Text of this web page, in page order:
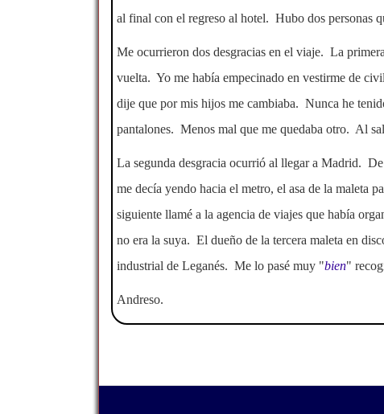
al final con el regreso al hotel. Hubo dos personas
Me ocurrieron dos desgracias en el viaje. La
vuelta. Yo me había empecinado en vestirme de
dije que por mis hijos me cambiaba. Nunca he
pantalones. Menos mal que me quedaba otro. Al
La segunda desgracia ocurrió al llegar a Madrid.
me decía yendo hacia el metro, el asa de la maleta
siguiente llamé a la agencia de viajes que había
no era la suya. El dueño de la tercera maleta en
industrial de Leganés. Me lo pasé muy "bien"
Andreso.